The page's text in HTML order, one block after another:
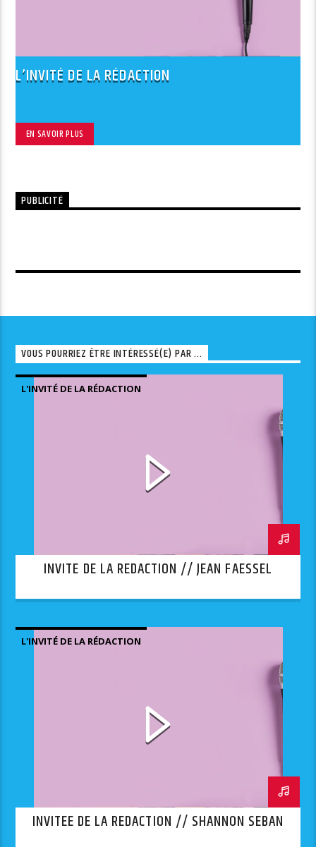
L’INVITÉ DE LA RÉDACTION
EN SAVOIR PLUS
PUBLICITÉ
VOUS POURRIEZ ÊTRE INTÉRESSÉ(E) PAR ...
L'INVITÉ DE LA RÉDACTION
INVITE DE LA REDACTION // JEAN FAESSEL
L'INVITÉ DE LA RÉDACTION
INVITEE DE LA REDACTION // SHANNON SEBAN